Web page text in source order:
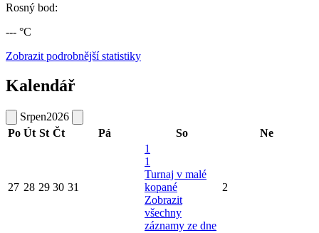
Rosný bod:
--- °C
Zobrazit podrobnější statistiky
Kalendář
Srpen2026
Po Út St Čt Pá So Ne
27 28 29 30 31
1
1
Turnaj v malé
kopané
Zobrazit
všechny
záznamy ze dne
2